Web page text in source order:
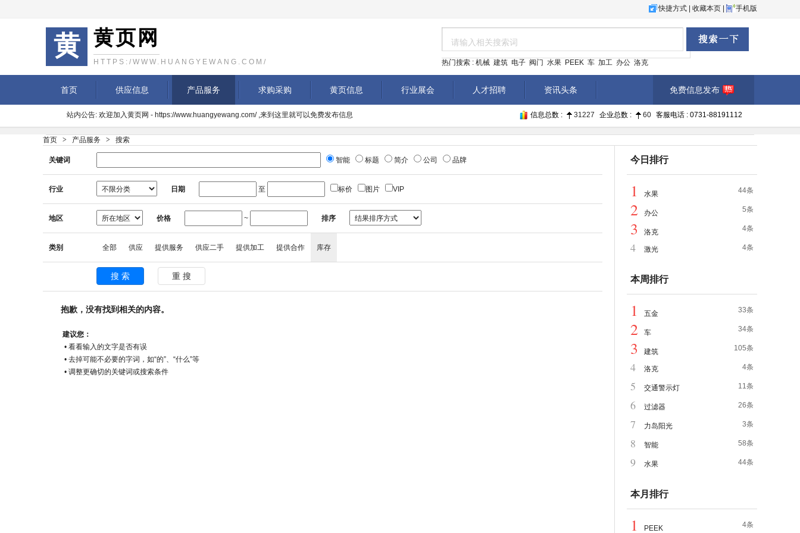
快捷方式 收藏本页 手机版
黄 黄页网
HTTPS:/WWW.HUANGYEWANG.COM/ 热门搜索 : 机械 建筑 电子 阀门 水果 PEEK 车 加工 办公 洛克
首页 供应信息 产品服务 求购采购 黄页信息 行业展会 人才招聘 资讯头条 免费信息发布
站内公告: 欢迎加入黄页网 - https://www.huangyewang.com/ ,来到这里就可以免费发布信息 信息总数 : 31227 企业总数 : 60 客服电话 : 0731-88191112
首页 > 产品服务 > 搜索
关键词 智能 标题 简介 公司 品牌
行业 日期 至 标价 图片 VIP
地区 价格 ~ 排序
类别 全部 供应 提供服务 供应二手 提供加工 提供合作 库存
抱歉，没有找到相关的内容。
建议您：
• 看看输入的文字是否有误
• 去掉可能不必要的字词，如“的”、“什么”等
• 调整更确切的关键词或搜索条件
今日排行
44条
1
水果
5条
2
办公
4条
3
洛克
4条
4 激光
本周排行
33条
1
五金
34条
2
车
105条
3
建筑
4条
4 洛克
11条
5 交通警示灯
26条
6 过滤器
3条
7 力岛阳光
58条
8 智能
44条
9 水果
本月排行
4条
1 PEEK